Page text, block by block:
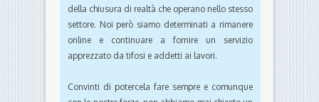
della chiusura di realtà che operano nello stesso
settore. Noi però siamo determinati a rimanere
online e continuare a fornire un servizio
apprezzato da tifosi e addetti ai lavori.
Convinti di potercela fare sempre e comunque